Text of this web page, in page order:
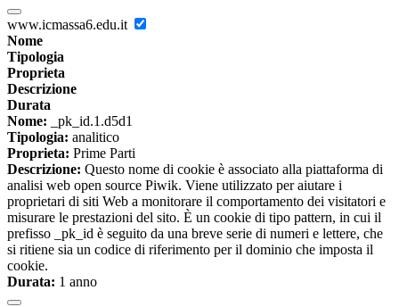
www.icmassa6.edu.it
Nome
Tipologia
Proprieta
Descrizione
Durata
Nome: _pk_id.1.d5d1
Tipologia: analitico
Proprieta: Prime Parti
Descrizione: Questo nome di cookie è associato alla piattaforma di
analisi web open source Piwik. Viene utilizzato per aiutare i
proprietari di siti Web a monitorare il comportamento dei visitatori e
misurare le prestazioni del sito. È un cookie di tipo pattern, in cui il
prefisso _pk_id è seguito da una breve serie di numeri e lettere, che
si ritiene sia un codice di riferimento per il dominio che imposta il
cookie.
Durata: 1 anno